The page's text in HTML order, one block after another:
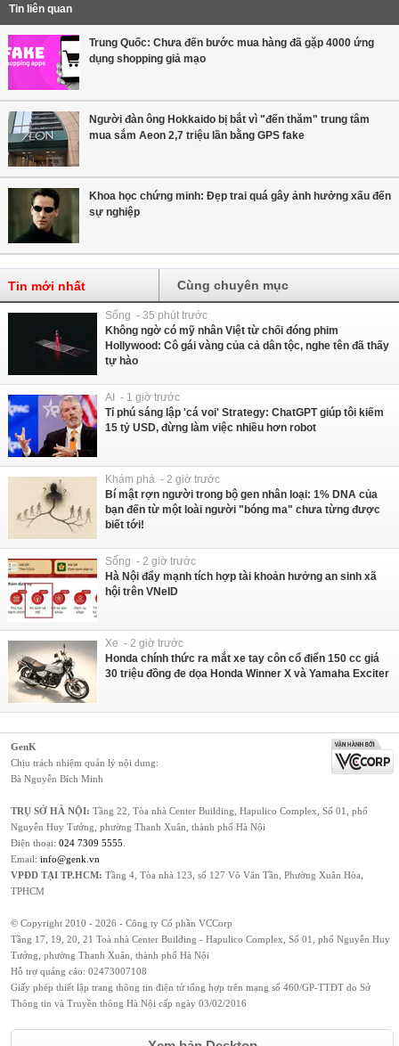
Tin liên quan
Trung Quốc: Chưa đến bước mua hàng đã gặp 4000 ứng
dụng shopping giả mạo
Người đàn ông Hokkaido bị bắt vì "đến thăm" trung tâm
mua sắm Aeon 2,7 triệu lần bằng GPS fake
Khoa học chứng minh: Đẹp trai quá gây ảnh hưởng xấu đến
sự nghiệp
Tin mới nhất Cùng chuyên mục
Sống - 35 phút trước
Không ngờ có mỹ nhân Việt từ chối đóng phim
Hollywood: Cô gái vàng của cả dân tộc, nghe tên đã thấy
tự hào
AI - 1 giờ trước
Tỉ phú sáng lập 'cá voi' Strategy: ChatGPT giúp tôi kiếm
15 tỷ USD, đừng làm việc nhiều hơn robot
Khám phá - 2 giờ trước
Bí mật rợn người trong bộ gen nhân loại: 1% DNA của
bạn đến từ một loài người "bóng ma" chưa từng được
biết tới!
Sống - 2 giờ trước
Hà Nội đẩy mạnh tích hợp tài khoản hưởng an sinh xã
hội trên VNeID
Xe - 2 giờ trước
Honda chính thức ra mắt xe tay côn cổ điển 150 cc giá
30 triệu đồng đe dọa Honda Winner X và Yamaha Exciter
GenK
Chịu trách nhiệm quản lý nội dung:
Bà Nguyễn Bích Minh
TRỤ SỞ HÀ NỘI: Tầng 22, Tòa nhà Center Building, Hapulico Complex, Số 01, phố
Nguyễn Huy Tưởng, phường Thanh Xuân, thành phố Hà Nội
Điện thoại: 024 7309 5555
Email: info@genk.vn
VPĐD TẠI TP.HCM: Tầng 4, Tòa nhà 123, số 127 Võ Văn Tần, Phường Xuân Hòa,
TPHCM
© Copyright 2010 - 2026 - Công ty Cổ phần VCCorp
Tầng 17, 19, 20, 21 Toà nhà Center Building - Hapulico Complex, Số 01, phố Nguyễn Huy
Tưởng, phường Thanh Xuân, thành phố Hà Nội
Hỗ trợ quảng cáo: 02473007108
Giấy phép thiết lập trang thông tin điện tử tổng hợp trên mạng số 460/GP-TTĐT do Sở
Thông tin và Truyền thông Hà Nội cấp ngày 03/02/2016